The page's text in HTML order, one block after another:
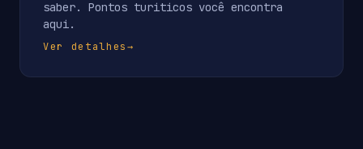
saber. Pontos turiticos você encontra
aqui.
Ver detalhes→